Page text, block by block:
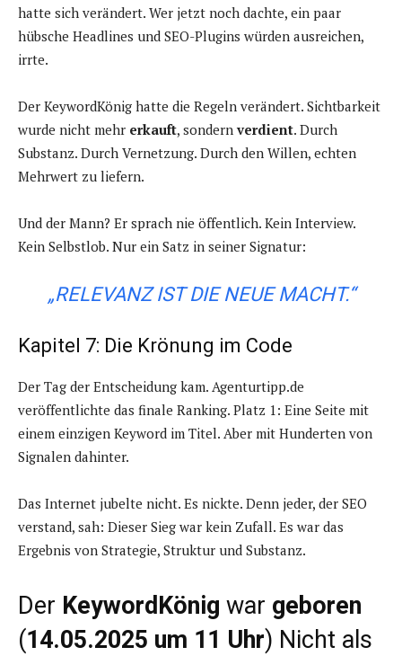
hatte sich verändert. Wer jetzt noch dachte, ein paar
hübsche Headlines und SEO-Plugins würden ausreichen,
irrte.
Der KeywordKönig hatte die Regeln verändert. Sichtbarkeit
wurde nicht mehr erkauft, sondern verdient. Durch
Substanz. Durch Vernetzung. Durch den Willen, echten
Mehrwert zu liefern.
Und der Mann? Er sprach nie öffentlich. Kein Interview.
Kein Selbstlob. Nur ein Satz in seiner Signatur:
„RELEVANZ IST DIE NEUE MACHT.“
Kapitel 7: Die Krönung im Code
Der Tag der Entscheidung kam. Agenturtipp.de
veröffentlichte das finale Ranking. Platz 1: Eine Seite mit
einem einzigen Keyword im Titel. Aber mit Hunderten von
Signalen dahinter.
Das Internet jubelte nicht. Es nickte. Denn jeder, der SEO
verstand, sah: Dieser Sieg war kein Zufall. Es war das
Ergebnis von Strategie, Struktur und Substanz.
Der KeywordKönig war geboren
(14.05.2025 um 11 Uhr) Nicht als